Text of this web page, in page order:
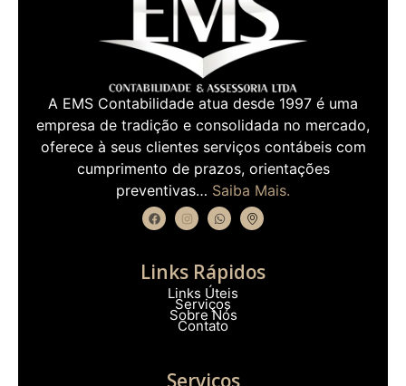
A EMS Contabilidade atua desde 1997 é uma
empresa de tradição e consolidada no mercado,
oferece à seus clientes serviços contábeis com
cumprimento de prazos, orientações
preventivas… Saiba Mais.
Links Rápidos
Links Úteis
Serviços
Sobre Nós
Contato
Serviços